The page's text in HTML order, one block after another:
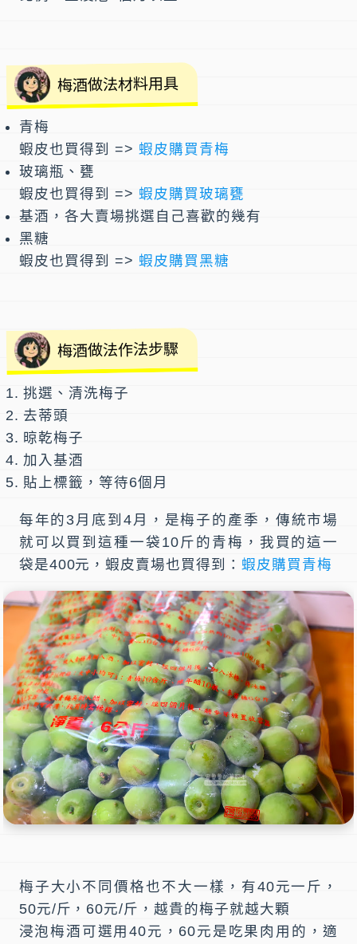
梅酒做法材料用具
青梅
蝦皮也買得到 =>蝦皮購買青梅
玻璃瓶、甕
蝦皮也買得到 =>蝦皮購買玻璃甕
基酒，各大賣場挑選自己喜歡的幾有
黑糖
蝦皮也買得到 =>蝦皮購買黑糖
梅酒做法作法步驟
挑選、清洗梅子
去蒂頭
晾乾梅子
加入基酒
貼上標籤，等待6個月
每年的3月底到4月，是梅子的產季，傳統市場
就可以買到這種一袋10斤的青梅，我買的這一
袋是400元，蝦皮賣場也買得到： 蝦皮購買青梅
梅子大小不同價格也不大一樣，有40元一斤，
50元/斤，60元/斤，越貴的梅子就越大顆
浸泡梅酒可選用40元，60元是吃果肉用的，適